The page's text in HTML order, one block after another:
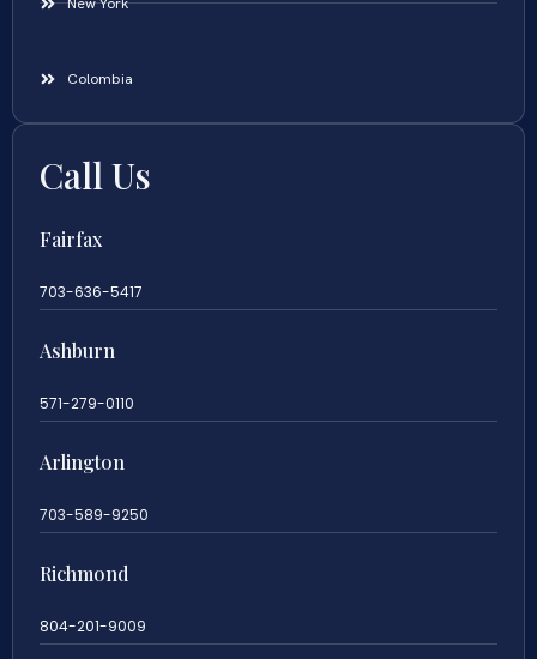
Colombia
Call Us
Fairfax
703-636-5417
Ashburn
571-279-0110
Arlington
703-589-9250
Richmond
804-201-9009